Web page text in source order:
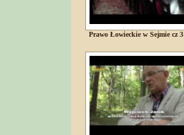
Prawo Łowieckie w Sejmie cz 3